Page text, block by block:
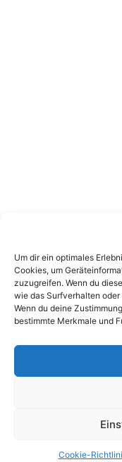
Um dir ein optimales
Cookies, um
zuzugreifen. Wenn du
wie das Surfverhalten
Wenn du deine
bestimmte Merkmale und
Cookie-